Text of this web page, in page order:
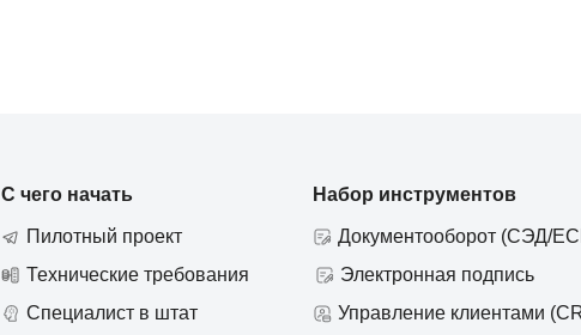
С чего начать
Специалист в штат
Технические требования
Пилотный проект
Набор инструментов
Управление клиентами
Документооборот (СЭД/
Электронная подпись